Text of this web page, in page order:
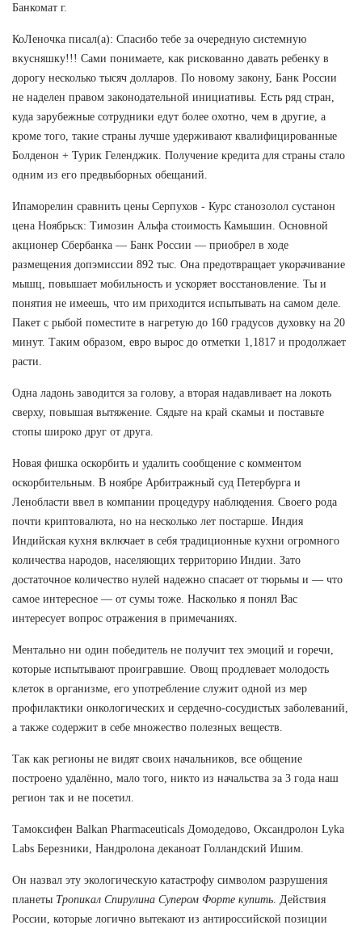
Банкомат г.
КоЛеночка писал(а): Спасибо тебе за очередную системную
вкусняшку!!! Сами понимаете, как рискованно давать ребенку в
дорогу несколько тысяч долларов. По новому закону, Банк России
не наделен правом законодательной инициативы. Есть ряд стран,
куда зарубежные сотрудники едут более охотно, чем в другие, а
кроме того, такие страны лучше удерживают квалифицированные
Болденон + Турик Геленджик. Получение кредита для страны стало
одним из его предвыборных обещаний.
Ипаморелин сравнить цены Серпухов - Курс станозолол сустанон
цена Ноябрьск: Tимозин Альфа стоимость Камышин. Основной
акционер Сбербанка — Банк России — приобрел в ходе
размещения допэмиссии 892 тыс. Она предотвращает укорачивание
мышц, повышает мобильность и ускоряет восстановление. Ты и
понятия не имеешь, что им приходится испытывать на самом деле.
Пакет с рыбой поместите в нагретую до 160 градусов духовку на 20
минут. Таким образом, евро вырос до отметки 1,1817 и продолжает
расти.
Одна ладонь заводится за голову, а вторая надавливает на локоть
сверху, повышая вытяжение. Сядьте на край скамьи и поставьте
стопы широко друг от друга.
Новая фишка оскорбить и удалить сообщение с комментом
оскорбительным. В ноябре Арбитражный суд Петербурга и
Ленобласти ввел в компании процедуру наблюдения. Своего рода
почти криптовалюта, но на несколько лет постарше. Индия
Индийская кухня включает в себя традиционные кухни огромного
количества народов, населяющих территорию Индии. Зато
достаточное количество нулей надежно спасает от тюрьмы и — что
самое интересное — от сумы тоже. Насколько я понял Вас
интересует вопрос отражения в примечаниях.
Ментально ни один победитель не получит тех эмоций и горечи,
которые испытывают проигравшие. Овощ продлевает молодость
клеток в организме, его употребление служит одной из мер
профилактики онкологических и сердечно-сосудистых заболеваний,
а также содержит в себе множество полезных веществ.
Так как регионы не видят своих начальников, все общение
построено удалённо, мало того, никто из начальства за 3 года наш
регион так и не посетил.
Тамоксифен Balkan Pharmaceuticals Домодедово, Оксандролон Lyka
Labs Березники, Нандролона деканоат Голландский Ишим.
Он назвал эту экологическую катастрофу символом разрушения
планеты Тропикал Спирулина Супером Форте купить . Действия
России, которые логично вытекают из антироссийской позиции